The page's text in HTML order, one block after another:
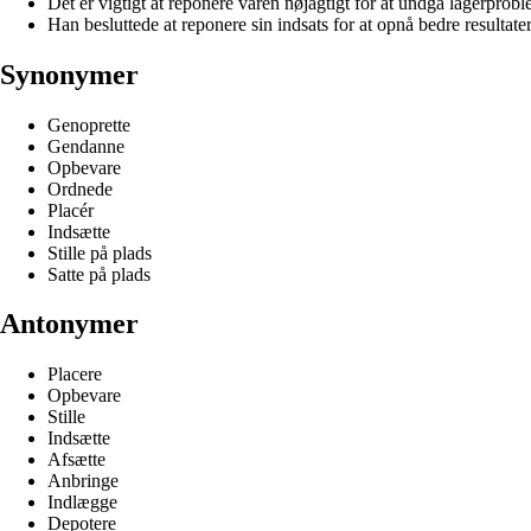
Han besluttede at reponere sin indsats for at opnå bedre
Synonymer
Genoprette
Gendanne
Opbevare
Ordnede
Placér
Indsætte
Stille på plads
Satte på plads
Antonymer
Placere
Opbevare
Stille
Indsætte
Afsætte
Anbringe
Indlægge
Depotere